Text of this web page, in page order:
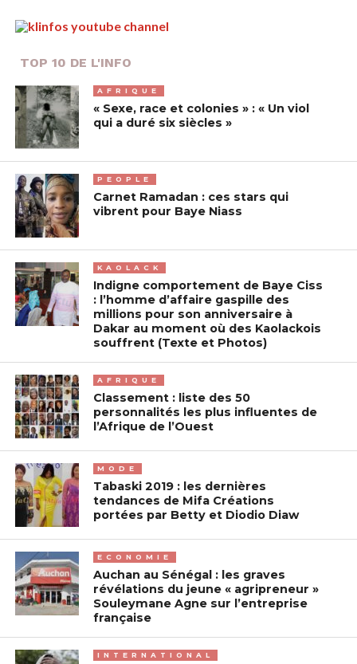
TOP 10 DE L'INFO
AFRIQUE
« Sexe, race et colonies » : « Un viol
qui a duré six siècles »
PEOPLE
Carnet Ramadan : ces stars qui
vibrent pour Baye Niass
KAOLACK
Indigne comportement de Baye Ciss
: l’homme d’affaire gaspille des
millions pour son anniversaire à
Dakar au moment où des Kaolackois
souffrent (Texte et Photos)
AFRIQUE
Classement : liste des 50
personnalités les plus influentes de
l’Afrique de l’Ouest
MODE
Tabaski 2019 : les dernières
tendances de Mifa Créations
portées par Betty et Diodio Diaw
ECONOMIE
Auchan au Sénégal : les graves
révélations du jeune « agripreneur »
Souleymane Agne sur l’entreprise
française
INTERNATIONAL